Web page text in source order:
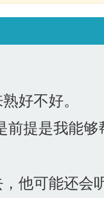
好不好。
提是我能
他可能还会